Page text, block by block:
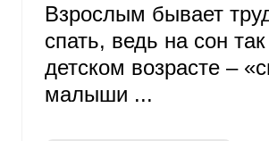
Взрослым бывает
спать, ведь на сон
детском возрасте –
малыши ...